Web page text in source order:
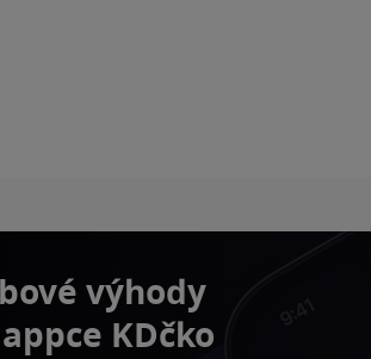
výhody
KDčko